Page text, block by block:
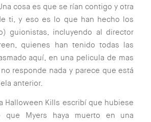
cosa es que se rían contigo y otra
ti, y eso es lo que han hecho los
guionistas, incluyendo al director
quienes han tenido todas las
aquí, en una pelicula de mas
responde nada y parece que está
anterior.
Halloween Kills escribí que hubiese
que Myers haya muerto en una